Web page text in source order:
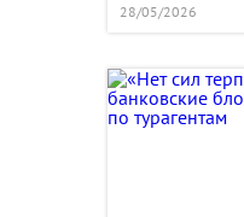
28/05/2026